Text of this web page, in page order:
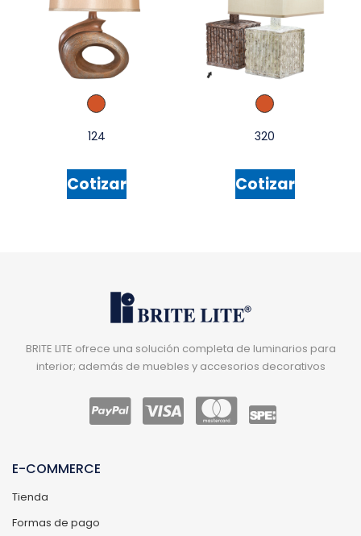
124
Cotizar
320
Cotizar
BRITE LITE ofrece una solución completa de luminarios para
interior; además de muebles y accesorios decorativos
E-COMMERCE
Tienda
Formas de pago